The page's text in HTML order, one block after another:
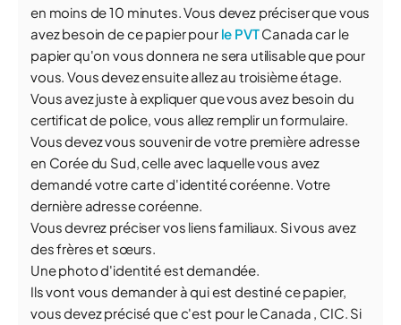
en moins de 10 minutes. Vous devez préciser que vous
avez besoin de ce papier pour le PVTCanada car le
papier qu'on vous donnera ne sera utilisable que pour
vous. Vous devez ensuite allez au troisième étage.
Vous avez juste à expliquer que vous avez besoin du
certificat de police, vous allez remplir un formulaire.
Vous devez vous souvenir de votre première adresse
en Corée du Sud, celle avec laquelle vous avez
demandé votre carte d'identité coréenne. Votre
dernière adresse coréenne.
Vous devrez préciser vos liens familiaux. Si vous avez
des frères et sœurs.
Une photo d'identité est demandée.
Ils vont vous demander à qui est destiné ce papier,
vous devez précisé que c'est pour le Canada , CIC. Si